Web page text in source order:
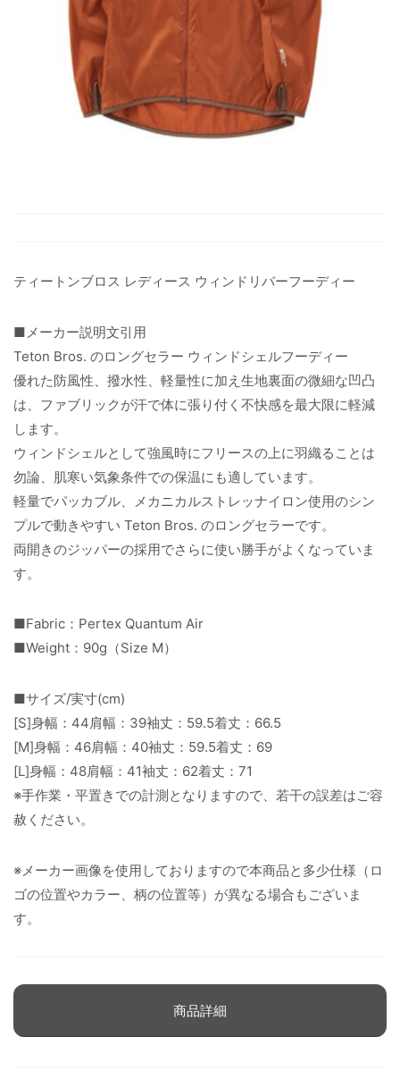
ティートンブロス レディース ウィンドリバーフーディー
■メーカー説明文引用
Teton Bros. のロングセラー ウィンドシェルフーディー
優れた防風性、撥水性、軽量性に加え生地裏面の微細な凹凸
は、ファブリックが汗で体に張り付く不快感を最大限に軽減
します。
ウィンドシェルとして強風時にフリースの上に羽織ることは
勿論、肌寒い気象条件での保温にも適しています。
軽量でパッカブル、メカニカルストレッナイロン使用のシン
プルで動きやすい Teton Bros. のロングセラーです。
両開きのジッパーの採用でさらに使い勝手がよくなっていま
す。
■Fabric：Pertex Quantum Air
■Weight：90g（Size M）
■サイズ/実寸(cm)
[S]身幅：44肩幅：39袖丈：59.5着丈：66.5
[M]身幅：46肩幅：40袖丈：59.5着丈：69
[L]身幅：48肩幅：41袖丈：62着丈：71
※手作業・平置きでの計測となりますので、若干の誤差はご容
赦ください。
※メーカー画像を使用しておりますので本商品と多少仕様（ロ
ゴの位置やカラー、柄の位置等）が異なる場合もございま
す。
商品詳細